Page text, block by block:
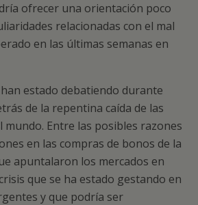
ofrecer una orientación poco
relacionadas con el mal
en las últimas semanas en
estado debatiendo durante
de la repentina caída de las
mundo. Entre las posibles razones
en las compras de bonos de la
apuntalaron los mercados en
que se ha estado gestando en
y que podría ser